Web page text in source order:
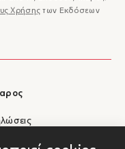
Χρήσης των Εκδόσεων